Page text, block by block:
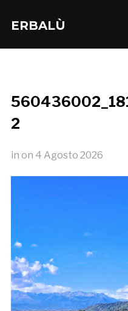
ERBALÙ
2
in on 4 Agosto 2026